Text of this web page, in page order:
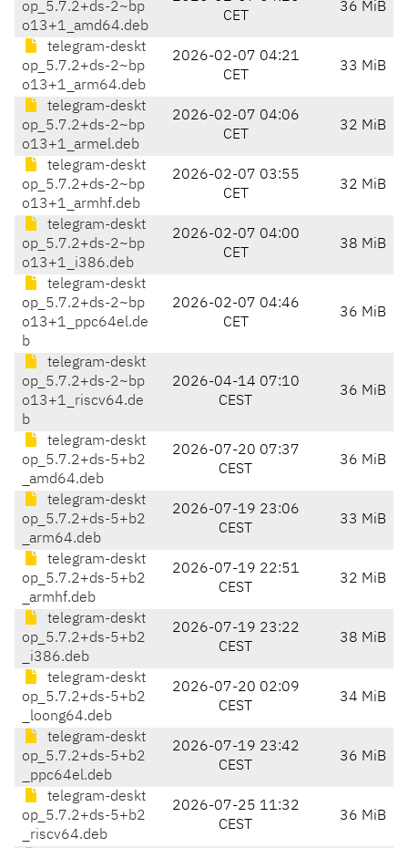
op_5.7.2+ds-2~bp
o13+1_amd64.deb
CET
36 MiB
telegram-deskt
op_5.7.2+ds-2~bp
o13+1_arm64.deb
2026-02-07 04:21
CET
33 MiB
telegram-deskt
op_5.7.2+ds-2~bp
o13+1_armel.deb
2026-02-07 04:06
CET
32 MiB
telegram-deskt
op_5.7.2+ds-2~bp
o13+1_armhf.deb
2026-02-07 03:55
CET
32 MiB
telegram-deskt
op_5.7.2+ds-2~bp
o13+1_i386.deb
2026-02-07 04:00
CET
38 MiB
telegram-deskt
op_5.7.2+ds-2~bp
o13+1_ppc64el.de
b
2026-02-07 04:46
CET
36 MiB
telegram-deskt
op_5.7.2+ds-2~bp
o13+1_riscv64.de
b
2026-04-14 07:10
CEST
36 MiB
telegram-deskt
op_5.7.2+ds-5+b2
_amd64.deb
2026-07-20 07:37
CEST
36 MiB
telegram-deskt
op_5.7.2+ds-5+b2
_arm64.deb
2026-07-19 23:06
CEST
33 MiB
telegram-deskt
op_5.7.2+ds-5+b2
_armhf.deb
2026-07-19 22:51
CEST
32 MiB
telegram-deskt
op_5.7.2+ds-5+b2
_i386.deb
2026-07-19 23:22
CEST
38 MiB
telegram-deskt
op_5.7.2+ds-5+b2
_loong64.deb
2026-07-20 02:09
CEST
34 MiB
telegram-deskt
op_5.7.2+ds-5+b2
_ppc64el.deb
2026-07-19 23:42
CEST
36 MiB
telegram-deskt
op_5.7.2+ds-5+b2
_riscv64.deb
2026-07-25 11:32
CEST
36 MiB